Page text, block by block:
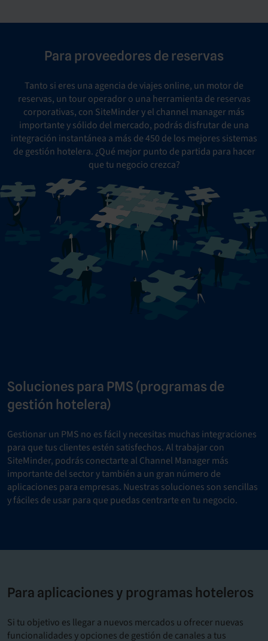
Para proveedores de reservas
Tanto si eres una agencia de viajes online, un motor de
reservas, un tour operador o una herramienta de reservas
corporativas, con SiteMinder y el channel manager más
importante y sólido del mercado, podrás disfrutar de una
integración instantánea a más de 450 de los mejores sistemas
de gestión hotelera. ¿Qué mejor punto de partida para hacer
que tu negocio crezca?
Soluciones para PMS (programas de
gestión hotelera)
Gestionar un PMS no es fácil y necesitas muchas integraciones
para que tus clientes estén satisfechos. Al trabajar con
SiteMinder, podrás conectarte al Channel Manager más
importante del sector y también a un gran número de
aplicaciones para empresas. Nuestras soluciones son sencillas
y fáciles de usar para que puedas centrarte en tu negocio.
Para aplicaciones y programas hoteleros
Si tu objetivo es llegar a nuevos mercados u ofrecer nuevas
funcionalidades y opciones de gestión de canales a tus